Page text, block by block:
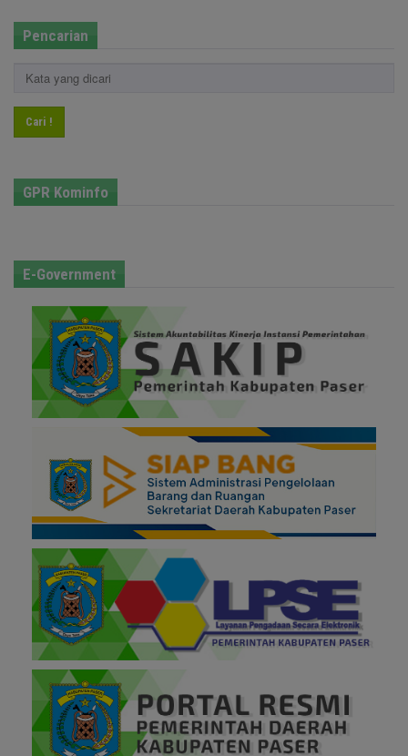
Pencarian
Cari !
GPR Kominfo
E-Government